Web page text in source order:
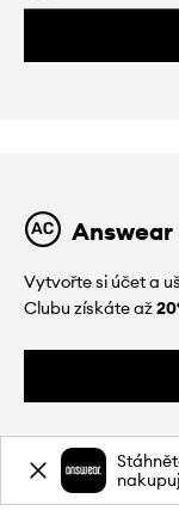
Vytvořte si účet a
Clubu získáte až